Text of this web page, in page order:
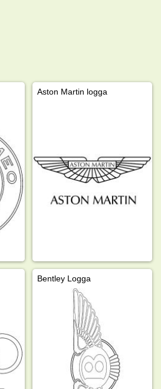
Aston Martin logga
Bentley Logga